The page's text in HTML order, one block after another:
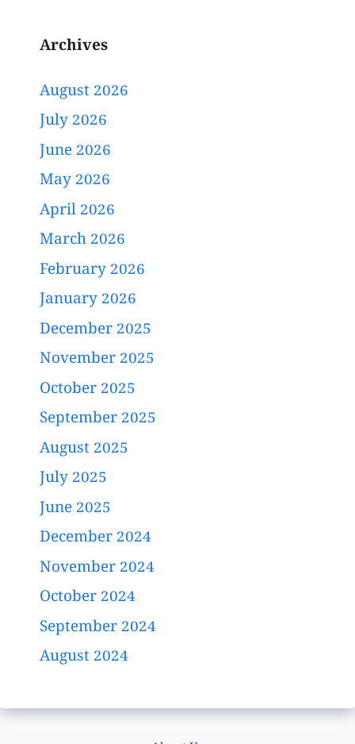
Archives
August 2026
July 2026
June 2026
May 2026
April 2026
March 2026
February 2026
January 2026
December 2025
November 2025
October 2025
September 2025
August 2025
July 2025
June 2025
December 2024
November 2024
October 2024
September 2024
August 2024